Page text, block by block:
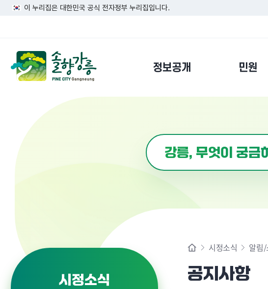
이 누리집은 대한민국 공식 전자정부 누리집입니다.
정보공개 민원
시정소식
시정소식 알림/
공지사항